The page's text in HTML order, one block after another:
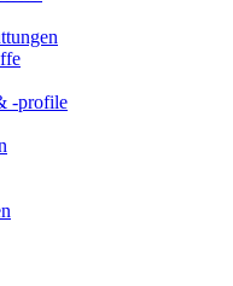
-profile